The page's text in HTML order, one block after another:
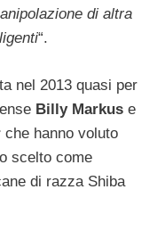
di altra
“.
nel 2013 quasi per
Billy Markus e
che hanno voluto
scelto come
di razza Shiba